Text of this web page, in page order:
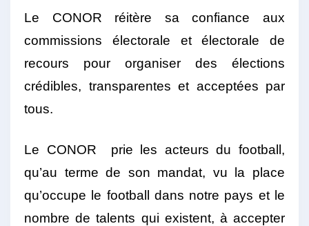
Le CONOR réitère sa confiance aux
commissions électorale et électorale de
recours pour organiser des élections
crédibles, transparentes et acceptées par
tous.
Le CONOR prie les acteurs du football,
qu’au terme de son mandat, vu la place
qu’occupe le football dans notre pays et le
nombre de talents qui existent, à accepter